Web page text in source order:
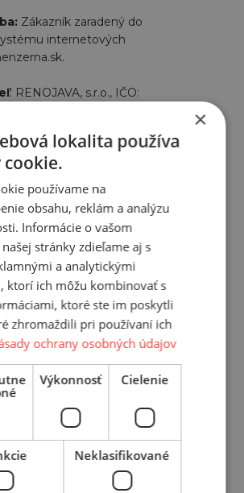
Zákazník zaradený do
internetových
: RENOJAVA, s.r.o., IČO:
údajov: Osobné údaje žiadateľov
pre registráciu a vytvorenie
– meno, priezvisko, adresa,
adresa.
osobných údajov: Registrácia
a pohodlnejšie nakupovanie
nesmú ďalej spracúvať spôsobom,
s týmito účelmi.
Jána Pavla II.14495/1A, 080 01
IČO: 31727077
a. s., IČO: 36631124
a.s., IČO: 36703923
osobných údajov – článok
a) GDPR - dotknutá osoba vyjadrila
×
lokalita používa
používame na
obsahu, reklám a analýzu
Informácie o vašom
stránky zdieľame aj s
a analytickými
ktorí ich môžu kombinovať s
ktoré ste im poskytli
zhromaždili pri používaní ich
ochrany osobných údajov
Výkonnosť Cielenie
Neklasifikované